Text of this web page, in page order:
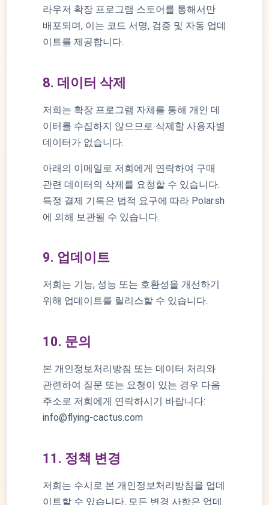
라우저 확장 프로그램 스토어를 통해서만
배포되며, 이는 코드 서명, 검증 및 자동 업데
이트를 제공합니다.
8. 데이터 삭제
저희는 확장 프로그램 자체를 통해 개인 데
이터를 수집하지 않으므로 삭제할 사용자별
데이터가 없습니다.
아래의 이메일로 저희에게 연락하여 구매
관련 데이터의 삭제를 요청할 수 있습니다.
특정 결제 기록은 법적 요구에 따라 Polar.sh
에 의해 보관될 수 있습니다.
9. 업데이트
저희는 기능, 성능 또는 호환성을 개선하기
위해 업데이트를 릴리스할 수 있습니다.
10. 문의
본 개인정보처리방침 또는 데이터 처리와
관련하여 질문 또는 요청이 있는 경우 다음
주소로 저희에게 연락하시기 바랍니다:
info@flying-cactus.com
11. 정책 변경
저희는 수시로 본 개인정보처리방침을 업데
이트할 수 있습니다. 모든 변경 사항은 업데